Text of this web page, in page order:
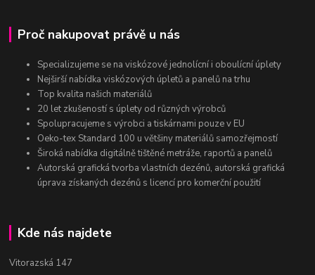
Proč nakupovat právě u nás
Specializujeme se na viskózové jednolícní i oboulícní úplety
Nejširší nabídka viskózových úpletů a panelů na trhu
Top kvalita našich materiálů
20 let zkušeností s úplety od různých výrobců
Spolupracujeme s výrobci a tiskárnami pouze v EU
Oeko-tex Standard 100 u většiny materiálů samozřejmostí
Široká nabídka digitálně tištěné metráže, raportů a panelů
Autorská grafická tvorba vlastních dezénů, autorská grafická
úprava získaných dezénů s licencí pro komerční použití
Kde nás najdete
Vitorazská 147